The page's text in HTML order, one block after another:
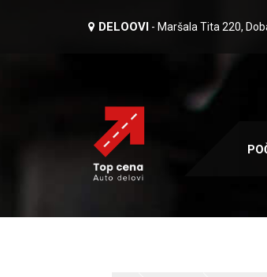
DELOOVI - Maršala Tita 220,